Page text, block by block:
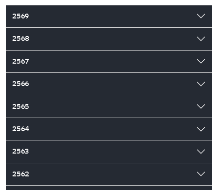
2569
2568
2567
2566
2565
2564
2563
2562